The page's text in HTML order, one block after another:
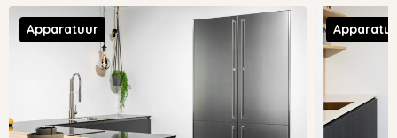
Apparatuur